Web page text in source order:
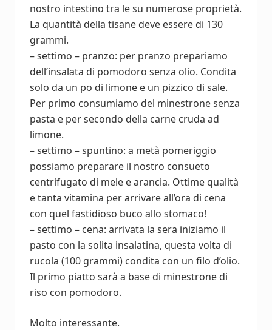
nostro intestino tra le su numerose proprietà.
La quantità della tisane deve essere di 130
grammi.
– settimo – pranzo: per pranzo prepariamo
dell’insalata di pomodoro senza olio. Condita
solo da un po di limone e un pizzico di sale.
Per primo consumiamo del minestrone senza
pasta e per secondo della carne cruda ad
limone.
– settimo – spuntino: a metà pomeriggio
possiamo preparare il nostro consueto
centrifugato di mele e arancia. Ottime qualità
e tanta vitamina per arrivare all’ora di cena
con quel fastidioso buco allo stomaco!
– settimo – cena: arrivata la sera iniziamo il
pasto con la solita insalatina, questa volta di
rucola (100 grammi) condita con un filo d’olio.
Il primo piatto sarà a base di minestrone di
riso con pomodoro.
Molto interessante.